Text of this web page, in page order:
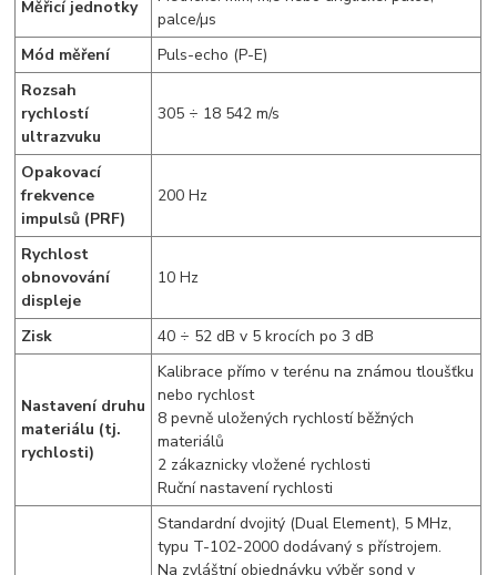
Měřicí jednotky
palce/µs
Mód měření
Puls-echo (P-E)
Rozsah
rychlostí
ultrazvuku
305 ÷ 18 542 m/s
Opakovací
frekvence
impulsů (PRF)
200 Hz
Rychlost
obnovování
displeje
10 Hz
Zisk 40 ÷ 52 dB v 5 krocích po 3 dB
Nastavení druhu
materiálu (tj.
rychlosti)
Kalibrace přímo v terénu na známou tloušťku
nebo rychlost
8 pevně uložených rychlostí běžných
materiálů
2 zákaznicky vložené rychlosti
Ruční nastavení rychlosti
Standardní dvojitý (Dual Element), 5 MHz,
typu T-102-2000 dodávaný s přístrojem.
Na zvláštní objednávku výběr sond v